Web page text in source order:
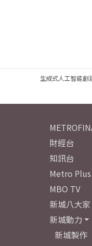
生成式人工智能創
財經台
知訊台
Metro Plus
MBO TV
新城八大家
新城動力
新城製作